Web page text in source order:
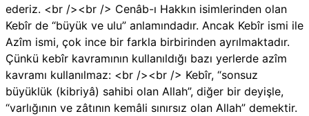
ederiz. <br /><br /> Cenâb-ı Hakkın isimlerinden olan
Kebîr de “büyük ve ulu” anlamındadır. Ancak Kebîr ismi ile
Azîm ismi, çok ince bir farkla birbirinden ayrılmaktadır.
Çünkü kebîr kavramının kullanıldığı bazı yerlerde azîm
kavramı kullanılmaz: <br /><br /> Kebîr, “sonsuz
büyüklük (kibriyâ) sahibi olan Allah”, diğer bir deyişle,
“varlığının ve zâtının kemâli sınırsız olan Allah” demektir.